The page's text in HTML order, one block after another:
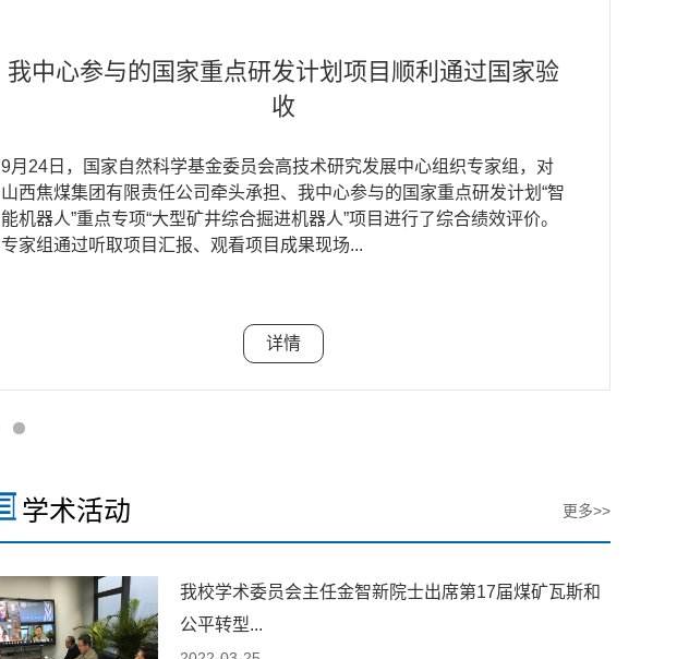
王宏伟教授负责的山西省科技重大专项计划揭榜招标
项目顺利通过验收
11月22日，山西省科学技术厅智能化应用科技处组织专家组，对太原理工
大学牵头承担、王宏伟教授为项目负责人的山西省科技重大专项计划揭榜
招标项目“大型高产矿井掘锚一体化机器人系统关键技术研发与应用”进行
了验收。王浩然向专家组进行了项目结题验收汇...
详情
金智新院士负责的山西省科技重大专项计划揭榜招标
项目顺利通过验收
10月28日，山西省科学技术厅智能化应用科技处组织专家组，对太原理工
大学牵头承担、金智新院士为项目负责人的山西省科技重大专项计划揭榜
招标项目“高瓦斯中厚煤层智能化无人开采技术与示范”进行了验收。专家
组首先前往潞安化工山西高河能源有限公司双创...
详情
我中心参与的国家重点研发计划项目顺利通过国家验
收
9月24日，国家自然科学基金委员会高技术研究发展中心组织专家组，对
山西焦煤集团有限责任公司牵头承担、我中心参与的国家重点研发计划“智
能机器人”重点专项“大型矿井综合掘进机器人”项目进行了综合绩效评价。
专家组通过听取项目汇报、观看项目成果现场...
详情
我中心负责的国家重点研发计划课题顺利通过课题综
合绩效评价
2月27日，山西焦煤集团有限责任公司组织专家组，对我中心刘峰特聘教
授、王宏伟教授分别负责的国家重点研发计划“智能机器人”重点专项“大型
矿井综合掘进机器人”课题一“掘进工作面高精度智能感知和数字孪生系统
研究”、课题四“掘进机器人多行为自动化、...
详情
我校学术委员会主任金智新院士出席第17届煤矿瓦斯
和公平转型专家委员会会议
3月21日至23日，联合国欧洲经济委员会第17届煤矿瓦斯和公平转型专家
委员会会议暨第31届全球甲烷行动计划（GMI）煤矿小组委员会会议在总
部日内瓦万国宫举行，来自中国、俄罗斯、美国、波兰、瑞典、印度和南
非共和国、欧盟委员会、欧洲煤炭协会、学术界和科...
详情
山西能源互联网发展战略研究”项目正式启动
西能源互联网发展战略研究”项目启动会暨研究工作推进会在我校迎西校区
办公主楼316会议室举行。会议分为报告环节和讨论环节两个阶段，中国
工程院院士、全球能源互联网研究院院长汤广福，...
学术活动 更多>>
我校学术委员会主任金智新院士出席第17届煤矿瓦斯和
公平转型...